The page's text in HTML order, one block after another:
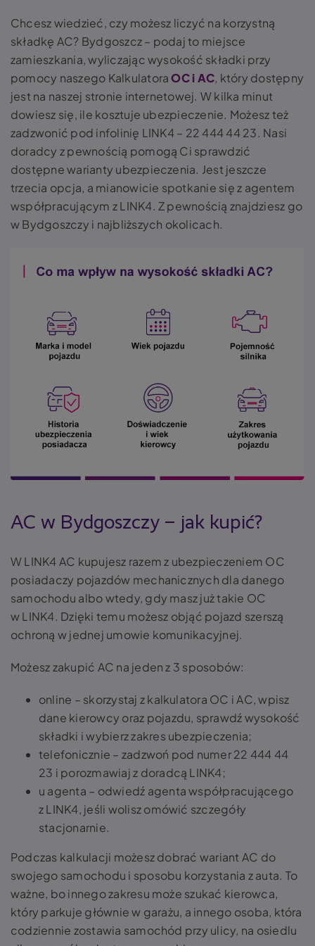
Chcesz wiedzieć, czy możesz liczyć na korzystną
składkę AC? Bydgoszcz – podaj to miejsce
zamieszkania, wyliczając wysokość składki przy
pomocy naszego KalkulatoraOC i AC, który dostępny
jest na naszej stronie internetowej. W kilka minut
dowiesz się, ile kosztuje ubezpieczenie. Możesz też
zadzwonić pod infolinię LINK4 – 22 444 44 23. Nasi
doradcy z pewnością pomogą Ci sprawdzić
dostępne warianty ubezpieczenia. Jest jeszcze
trzecia opcja, a mianowicie spotkanie się z agentem
współpracującym z LINK4. Z pewnością znajdziesz go
w Bydgoszczy i najbliższych okolicach.
AC w Bydgoszczy – jak kupić?
W LINK4 AC kupujesz razem z ubezpieczeniem OC
posiadaczy pojazdów mechanicznych dla danego
samochodu albo wtedy, gdy masz już takie OC
w LINK4. Dzięki temu możesz objąć pojazd szerszą
ochroną w jednej umowie komunikacyjnej.
Możesz zakupić AC na jeden z 3 sposobów:
online – skorzystaj z kalkulatora OC i AC, wpisz
dane kierowcy oraz pojazdu, sprawdź wysokość
składki i wybierz zakres ubezpieczenia;
telefonicznie – zadzwoń pod numer 22 444 44
23 i porozmawiaj z doradcą LINK4;
u agenta – odwiedź agenta współpracującego
z LINK4, jeśli wolisz omówić szczegóły
stacjonarnie.
Podczas kalkulacji możesz dobrać wariant AC do
swojego samochodu i sposobu korzystania z auta. To
ważne, bo innego zakresu może szukać kierowca,
który parkuje głównie w garażu, a innego osoba, która
codziennie zostawia samochód przy ulicy, na osiedlu